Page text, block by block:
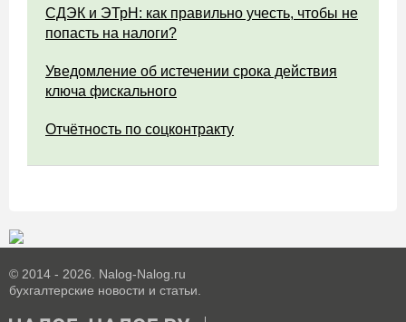
СДЭК и ЭТрН: как правильно учесть, чтобы не
попасть на налоги?
Уведомление об истечении срока действия
ключа фискального
Отчётность по соцконтракту
© 2014 - 2026. Nalog-Nalog.ru
бухгалтерские новости и статьи.